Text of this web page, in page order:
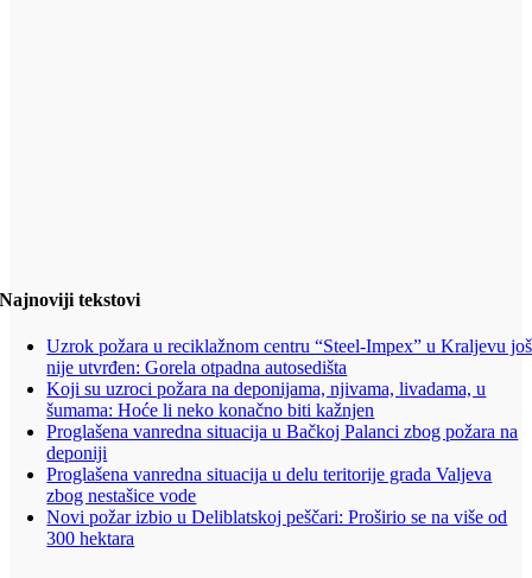
Najnoviji tekstovi
Uzrok požara u reciklažnom centru “Steel-Impex” u Kraljevu još
nije utvrđen: Gorela otpadna autosedišta
Koji su uzroci požara na deponijama, njivama, livadama, u
šumama: Hoće li neko konačno biti kažnjen
Proglašena vanredna situacija u Bačkoj Palanci zbog požara na
deponiji
Proglašena vanredna situacija u delu teritorije grada Valjeva
zbog nestašice vode
Novi požar izbio u Deliblatskoj peščari: Proširio se na više od
300 hektara